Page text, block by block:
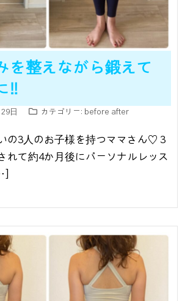
を整えながら鍛えて
‼︎
日 カテゴリー: before after
の3人のお子様を持つママさん♡ 3
れて約4か月後にパーソナルレッス